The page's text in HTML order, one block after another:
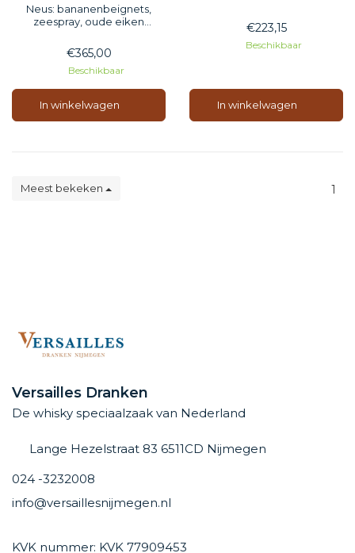
Neus: bananenbeignets,
zeespray, oude eiken
vleugje Frazzles
Smaak: bloemige heide
ontwikkelt zwaardere tonen
nectarines.
Afdronk: Rook wordt zoet in
€365,00
Beschikbaar
In winkelwagen
€223,15
Beschikbaar
In winkelwagen
Meest bekeken 1
Versailles Dranken
De whisky speciaalzaak van Nederland
Lange Hezelstraat 83 6511CD Nijmegen
024 -3232008
info@versaillesnijmegen.nl
KVK nummer: KVK 77909453